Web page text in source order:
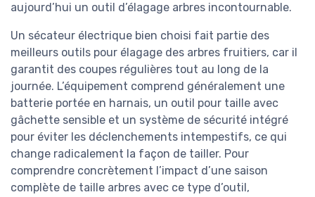
aujourd’hui un outil d’élagage arbres incontournable.
Un sécateur électrique bien choisi fait partie des
meilleurs outils pour élagage des arbres fruitiers, car il
garantit des coupes régulières tout au long de la
journée. L’équipement comprend généralement une
batterie portée en harnais, un outil pour taille avec
gâchette sensible et un système de sécurité intégré
pour éviter les déclenchements intempestifs, ce qui
change radicalement la façon de tailler. Pour
comprendre concrètement l’impact d’une saison
complète de taille arbres avec ce type d’outil,